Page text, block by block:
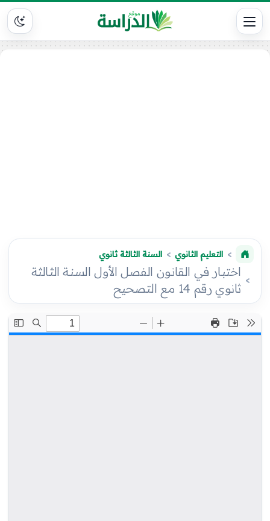
التعليم الثانوي السنة الثالثة ثانوي
اختبار في القانون الفصل الأول السنة الثالثة
ثانوي رقم 14 مع التصحيح